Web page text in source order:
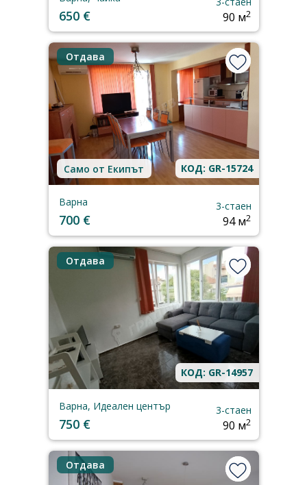
650 € 90 м2
Отдава
Само от Екипът КОД: GR-15724
Варна
700 €
3-стаен
94 м2
Отдава
КОД: GR-14957
Варна, Идеален център
750 €
3-стаен
90 м2
Отдава